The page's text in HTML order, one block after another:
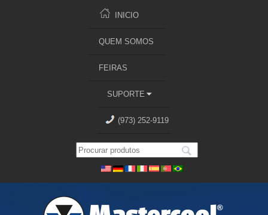
INICIO
QUEM SOMOS
FEIRAS
SUPORTE
(973) 252-9119